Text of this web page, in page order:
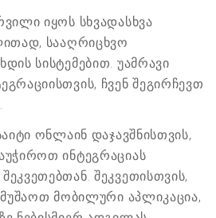
იყოს სხვადასხვა
სააღრიცხვო
სისტემებით. უამრავი
ჩვენ შეგირჩევთ
ონლაინ დაჯავშნისთვის,
ინტეგრაციას
შეკვეთისთვის,
მობილური აპლიკაცია,